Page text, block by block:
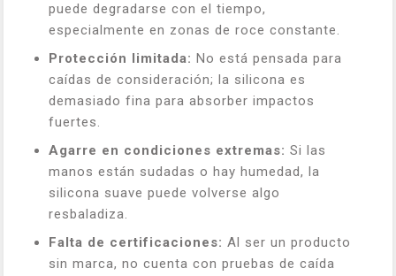
puede degradarse con el tiempo,
especialmente en zonas de roce constante.
Protección limitada: No está pensada para
caídas de consideración; la silicona es
demasiado fina para absorber impactos
fuertes.
Agarre en condiciones extremas: Si las
manos están sudadas o hay humedad, la
silicona suave puede volverse algo
resbaladiza.
Falta de certificaciones: Al ser un producto
sin marca, no cuenta con pruebas de caída